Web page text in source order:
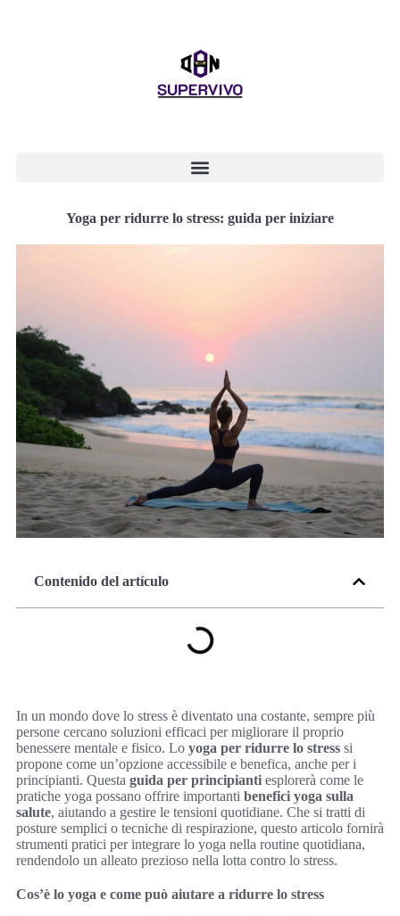
Yoga per ridurre lo stress: guida per iniziare
Contenido del artículo
In un mondo dove lo stress è diventato una costante, sempre più
persone cercano soluzioni efficaci per migliorare il proprio
benessere mentale e fisico. Lo yoga per ridurre lo stress si
propone come un’opzione accessibile e benefica, anche per i
principianti. Questa guida per principianti esplorerà come le
pratiche yoga possano offrire importanti benefici yoga sulla
salute, aiutando a gestire le tensioni quotidiane. Che si tratti di
posture semplici o tecniche di respirazione, questo articolo fornirà
strumenti pratici per integrare lo yoga nella routine quotidiana,
rendendolo un alleato prezioso nella lotta contro lo stress.
Cos’è lo yoga e come può aiutare a ridurre lo stress